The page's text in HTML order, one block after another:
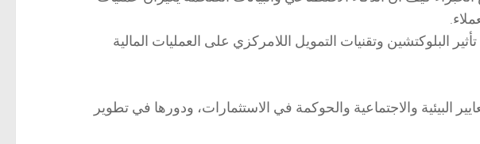
البلوكتشين وتقنيات التمويل اللامركزي على العمليات المالية
البيئية والاجتماعية والحوكمة في الاستثمارات، ودورها في تطوير